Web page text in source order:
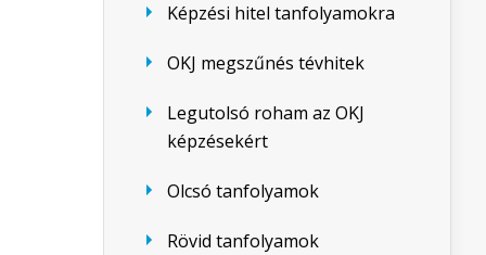
Képzési hitel tanfolyamokra
OKJ megszűnés tévhitek
Legutolsó roham az OKJ
képzésekért
Olcsó tanfolyamok
Rövid tanfolyamok